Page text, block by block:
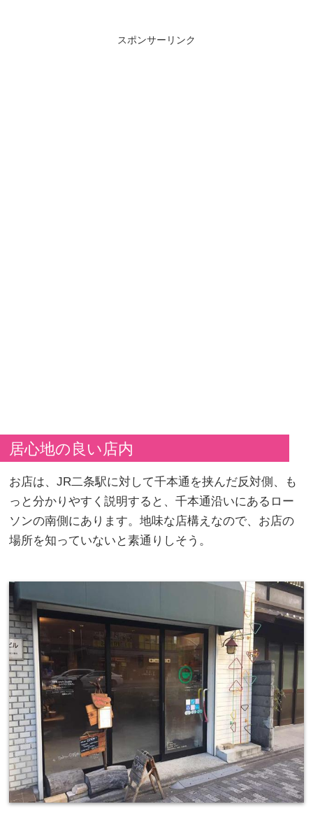
スポンサーリンク
居心地の良い店内
お店は、JR二条駅に対して千本通を挟んだ反対側、も
っと分かりやすく説明すると、千本通沿いにあるロー
ソンの南側にあります。地味な店構えなので、お店の
場所を知っていないと素通りしそう。